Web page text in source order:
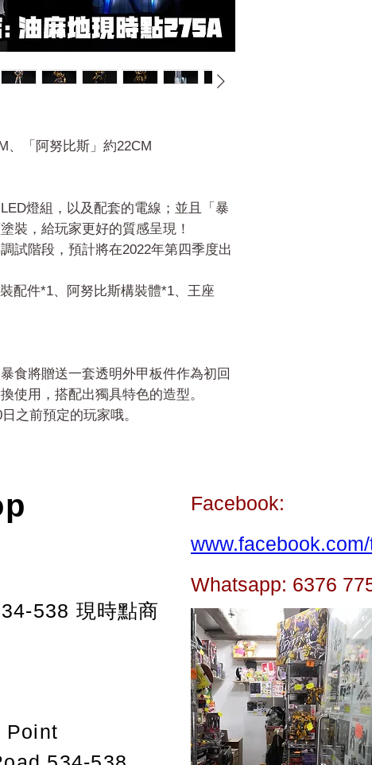
、「阿努比斯」約22CM
燈組，以及配套的電線；並且「暴
裝，給玩家更好的質感呈現！
試階段，預計將在2022年第四季度出
配件*1、阿努比斯構裝體*1、王座
食將贈送一套透明外甲板件作為初回
使用，搭配出獨具特色的造型。
之前預定的玩家哦。
538 現時點商
Point
Facebook:
Whatsapp: 6376